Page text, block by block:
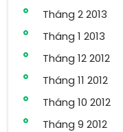
Tháng 2 2013
Tháng 1 2013
Tháng 12 2012
Tháng 11 2012
Tháng 10 2012
Tháng 9 2012